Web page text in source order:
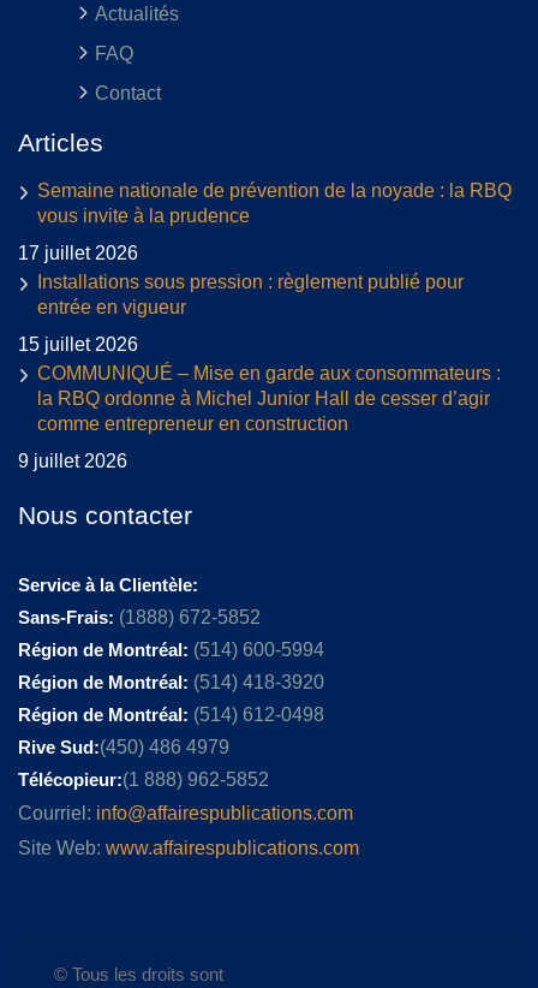
Actualités
FAQ
Contact
Articles
Semaine nationale de prévention de la noyade : la RBQ
vous invite à la prudence
17 juillet 2026
Installations sous pression : règlement publié pour
entrée en vigueur
15 juillet 2026
COMMUNIQUÉ – Mise en garde aux consommateurs :
la RBQ ordonne à Michel Junior Hall de cesser d’agir
comme entrepreneur en construction
9 juillet 2026
Nous contacter
Service à la Clientèle:
Sans-Frais: (1888) 672-5852
Région de Montréal: (514) 600-5994
Région de Montréal: (514) 418-3920
Région de Montréal: (514) 612-0498
Rive Sud:(450) 486 4979
Télécopieur:(1 888) 962-5852
Courriel: info@affairespublications.com
Site Web: www.affairespublications.com
© Tous les droits sont